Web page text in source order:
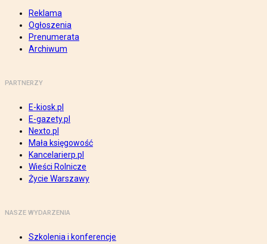
Reklama
Ogłoszenia
Prenumerata
Archiwum
PARTNERZY
E-kiosk.pl
E-gazety.pl
Nexto.pl
Mała księgowość
Kancelarierp.pl
Wieści Rolnicze
Życie Warszawy
NASZE WYDARZENIA
Szkolenia i konferencje